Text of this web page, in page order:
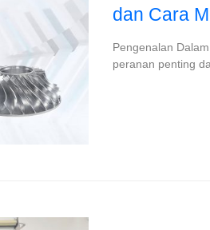
dan Cara
Pengenalan
peranan penting